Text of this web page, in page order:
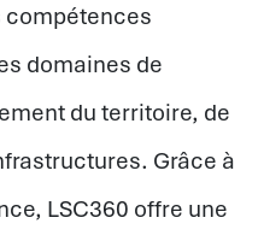
compétences
domaines de
du territoire, de
Grâce à
LSC360 offre une